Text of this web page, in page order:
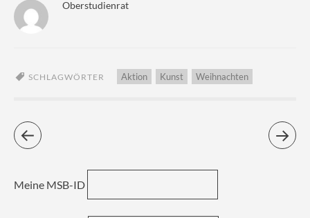
Oberstudienrat
SCHLAGWÖRTER Aktion Kunst Weihnachten
Meine MSB-ID